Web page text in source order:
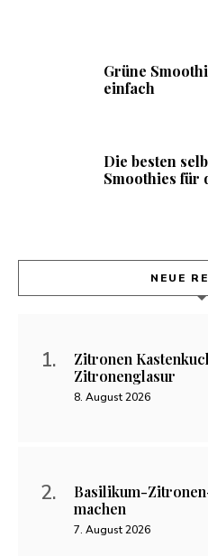
Grüne
einfach
Die besten
Smoothies für
NEUE
Zitronen
Zitronenglasur
8. August 2026
Basilikum-
machen
7. August 2026